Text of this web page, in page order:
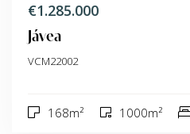
€1.285.000
Jávea
VCM22002
168m² 1000m²